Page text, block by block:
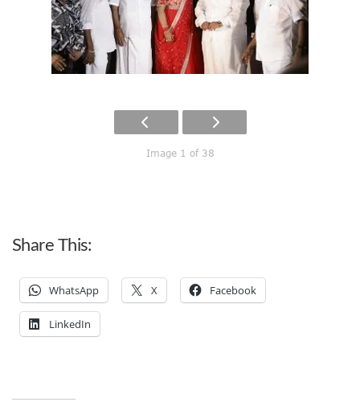
Image 1 of 38
Share This:
WhatsApp X Facebook
LinkedIn